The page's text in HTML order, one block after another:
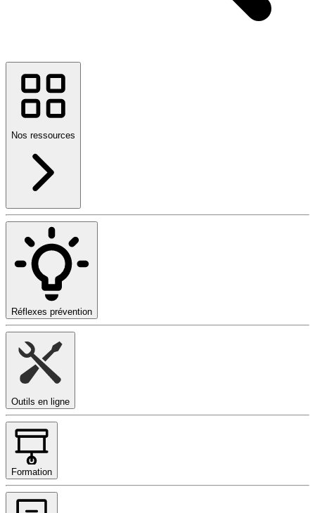
Nos ressources
Réflexes prévention
Outils en ligne
Formation